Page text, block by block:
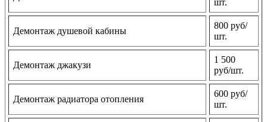
шт.
Демонтаж душевой кабины
800 руб/
шт.
Демонтаж джакузи
1 500
руб/шт.
Демонтаж радиатора отопления
600 руб/
шт.